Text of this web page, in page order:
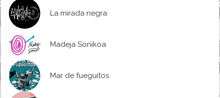
La mirada negra
Madeja Sonikoa
Mar de fueguitos